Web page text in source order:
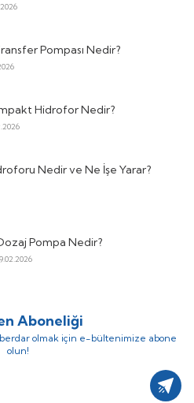
Pompası Nedir?
Hidrofor Nedir?
Nedir ve Ne İşe Yarar?
Pompa Nedir?
Aboneliği
olmak için e-bültenimize abone
olun!